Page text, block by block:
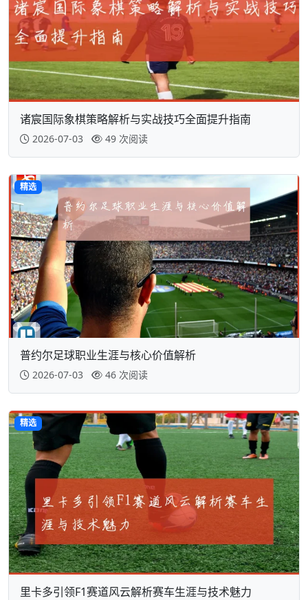
诸宸国际象棋策略解析与实战技巧全面提升指南
2026-07-03 49 次阅读
精选
普约尔足球职业生涯与核心价值解析
2026-07-03 46 次阅读
精选
里卡多引领F1赛道风云解析赛车生涯与技术魅力